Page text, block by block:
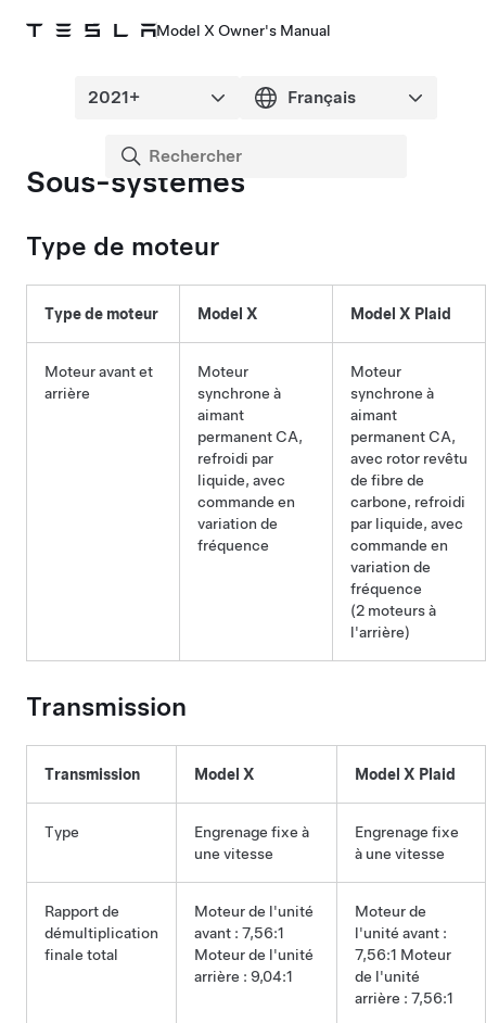
Model X Owner's Manual
Sous-systèmes
Type de moteur
Type de moteur Model X Model X Plaid
Moteur avant et
arrière
Moteur
synchrone à
aimant
permanent CA,
refroidi par
liquide, avec
commande en
variation de
fréquence
Moteur
synchrone à
aimant
permanent CA,
avec rotor revêtu
de fibre de
carbone, refroidi
par liquide, avec
commande en
variation de
fréquence
(2 moteurs à
l'arrière)
Transmission
Transmission Model X Model X Plaid
Type
Engrenage fixe à
une vitesse
Engrenage fixe
à une vitesse
Rapport de
démultiplication
finale total
Moteur de l'unité
avant : 7,56:1
Moteur de l'unité
arrière : 9,04:1
Moteur de
l'unité avant :
7,56:1 Moteur
de l'unité
arrière : 7,56:1